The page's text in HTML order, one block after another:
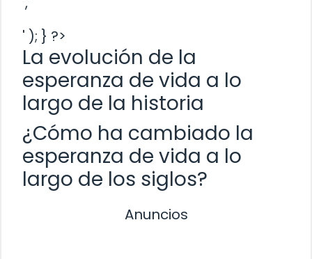
' ); } ?>
La evolución de la
esperanza de vida a lo
largo de la historia
¿Cómo ha cambiado la
esperanza de vida a lo
largo de los siglos?
Anuncios